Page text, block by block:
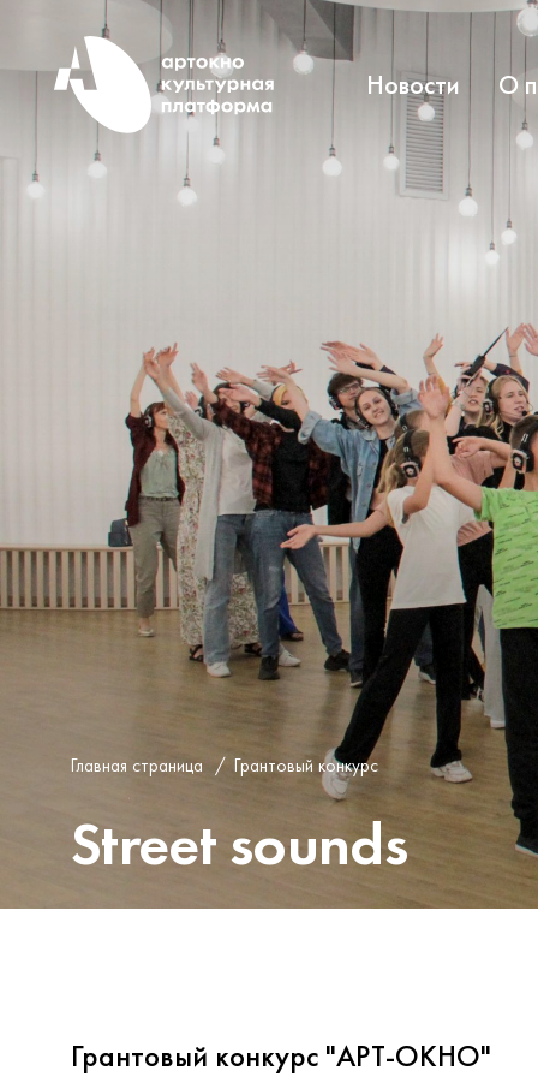
Новости О
Главная страница / Грантовый конкурс
Street sounds
Грантовый конкурс "АРТ-ОКНО"